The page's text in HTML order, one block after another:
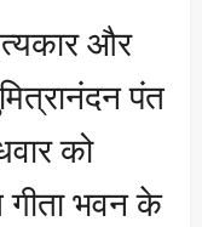
और
पंत
को
गीता भवन के